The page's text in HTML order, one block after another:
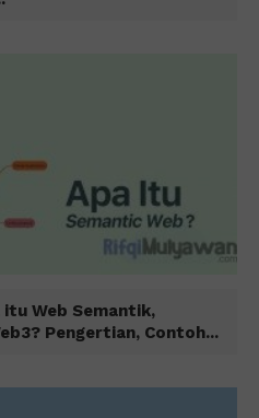
itu Web Semantik,
Pengertian, Contoh...